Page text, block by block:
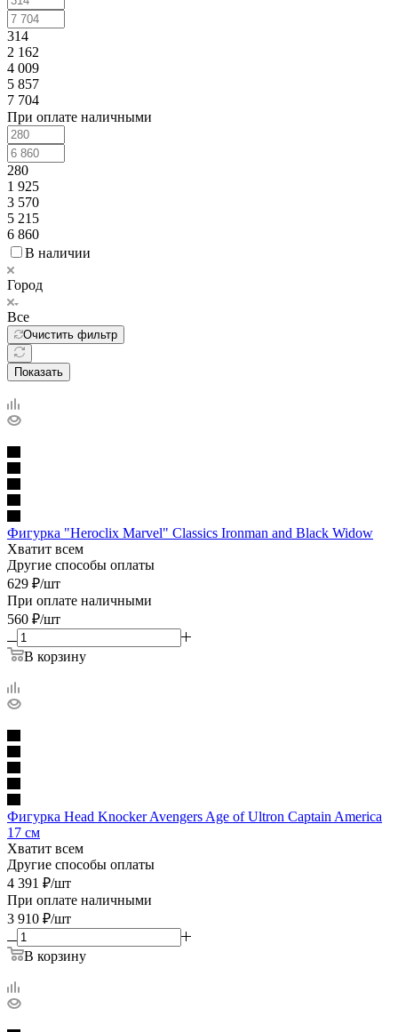
314
2 162
4 009
5 857
7 704
При оплате наличными
280
1 925
3 570
5 215
6 860
В наличии
Город
Все
Очистить фильтр
Показать
Фигурка "Heroclix Marvel" Classics Ironman and Black Widow
Хватит всем
Другие способы оплаты
629 ₽/шт
При оплате наличными
560 ₽/шт
В корзину
Фигурка Head Knocker Avengers Age of Ultron Captain America
17 см
Хватит всем
Другие способы оплаты
4 391 ₽/шт
При оплате наличными
3 910 ₽/шт
В корзину